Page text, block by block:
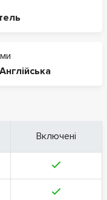
Англійська
Включені